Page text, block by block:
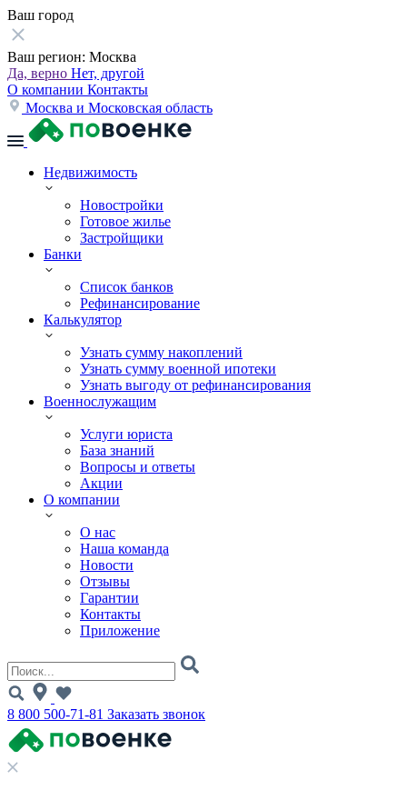
Ваш город
Ваш регион: Москва
Да, верно Нет, другой
О компании Контакты
Москва и Московская область
Недвижимость
Новостройки
Готовое жилье
Застройщики
Банки
Список банков
Рефинансирование
Калькулятор
Узнать сумму накоплений
Узнать сумму военной ипотеки
Узнать выгоду от рефинансирования
Военнослужащим
Услуги юриста
База знаний
Вопросы и ответы
Акции
О компании
О нас
Наша команда
Новости
Отзывы
Гарантии
Контакты
Приложение
8 800 500-71-81 Заказать звонок